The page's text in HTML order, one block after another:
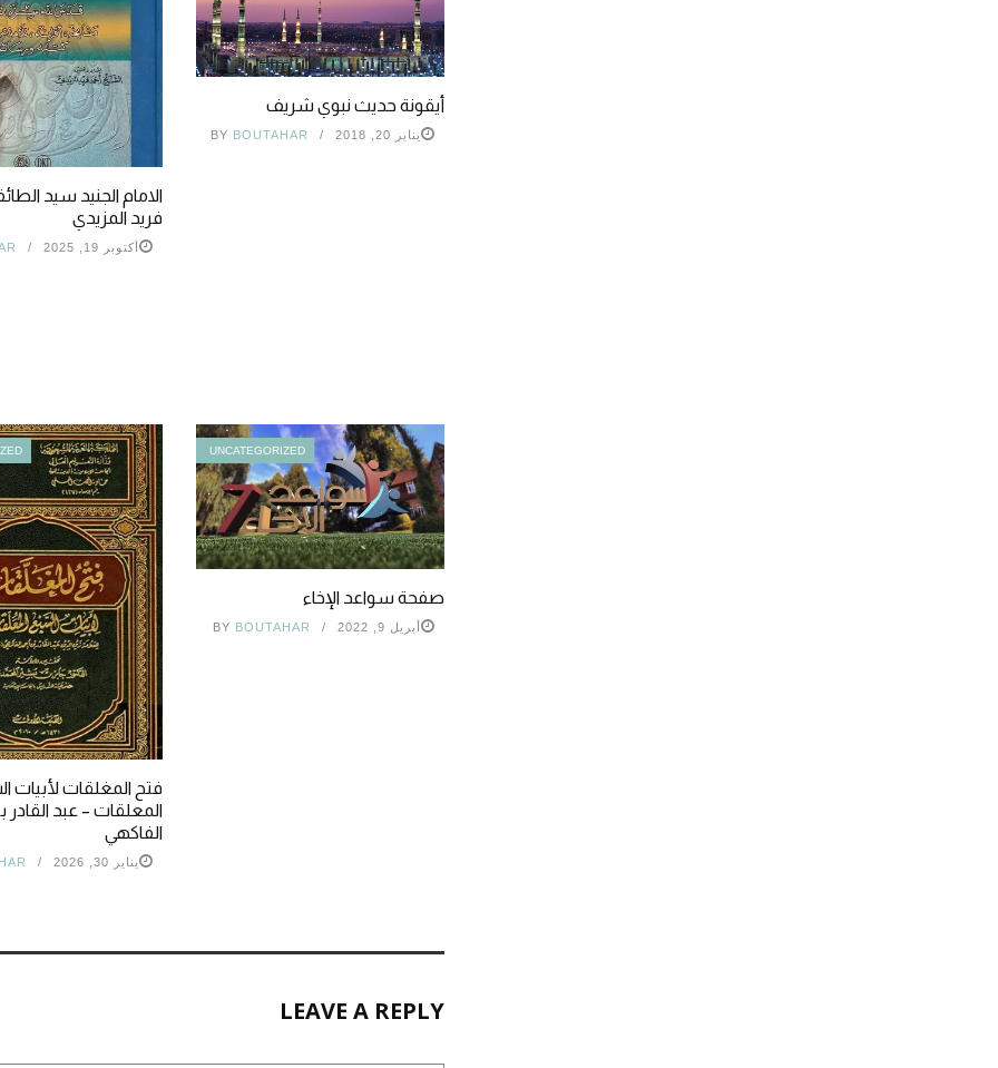
الامام الجنيد سيد
فريد المزيدي
أكتوبر 19, 2025
أيقونة حديث نبوي شريف
يناير 20, 2018 BY BOUTAHAR
فتح المغلقات لأبيات
المعلقات – عبد القادر
الفاكهي
يناير 30, 2026
UNCATEGORIZED
صفحة سواعد الإخاء
أبريل 9, 2022 BY BOUTAHAR
LEAVE A REPLY